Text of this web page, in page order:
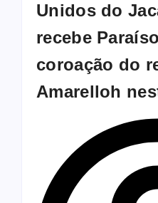
Unidos do
recebe
coroação do
Amarelloh